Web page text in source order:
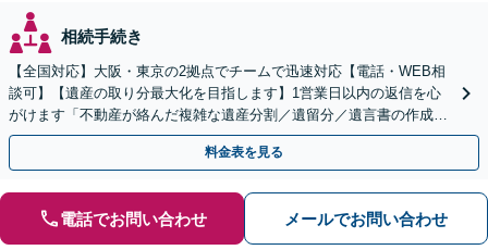
相続手続き
【全国対応】大阪・東京の2拠点でチームで迅速対応【電話・WEB相
談可】【遺産の取り分最大化を目指します】1営業日以内の返信を心
がけます「不動産が絡んだ複雑な遺産分割／遺留分／遺言書の作成・
執行／事業承継など、お任せください」【休日相談あり】
料金表を見る
電話でお問い合わせ メールでお問い合わせ